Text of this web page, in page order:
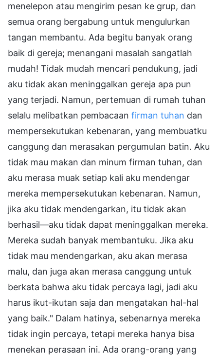
menelepon atau mengirim pesan ke grup, dan
semua orang bergabung untuk mengulurkan
tangan membantu. Ada begitu banyak orang
baik di gereja; menangani masalah sangatlah
mudah! Tidak mudah mencari pendukung, jadi
aku tidak akan meninggalkan gereja apa pun
yang terjadi. Namun, pertemuan di rumah tuhan
selalu melibatkan pembacaan firman tuhan dan
mempersekutukan kebenaran, yang membuatku
canggung dan merasakan pergumulan batin. Aku
tidak mau makan dan minum firman tuhan, dan
aku merasa muak setiap kali aku mendengar
mereka mempersekutukan kebenaran. Namun,
jika aku tidak mendengarkan, itu tidak akan
berhasil—aku tidak dapat meninggalkan mereka.
Mereka sudah banyak membantuku. Jika aku
tidak mau mendengarkan, aku akan merasa
malu, dan juga akan merasa canggung untuk
berkata bahwa aku tidak percaya lagi, jadi aku
harus ikut-ikutan saja dan mengatakan hal-hal
yang baik." Dalam hatinya, sebenarnya mereka
tidak ingin percaya, tetapi mereka hanya bisa
menekan perasaan ini. Ada orang-orang yang